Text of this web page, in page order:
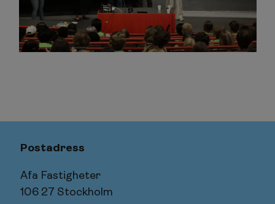
Postadress
Afa Fastigheter
106 27 Stockholm